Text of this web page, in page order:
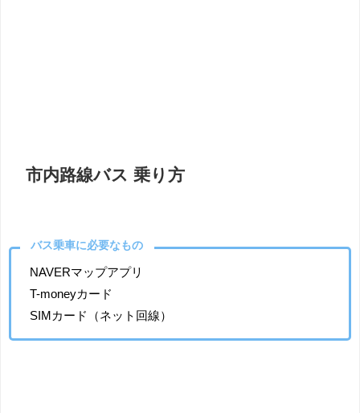
市内路線バス 乗り方
バス乗車に必要なもの
NAVERマップアプリ
T-moneyカード
SIMカード（ネット回線）